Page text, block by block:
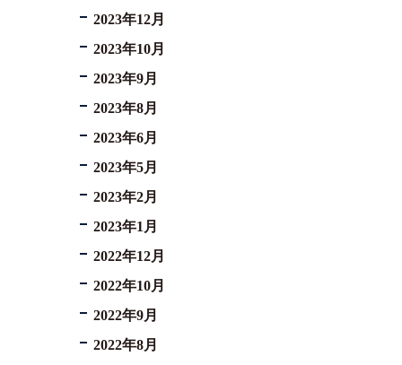
2023年12月
2023年10月
2023年9月
2023年8月
2023年6月
2023年5月
2023年2月
2023年1月
2022年12月
2022年10月
2022年9月
2022年8月